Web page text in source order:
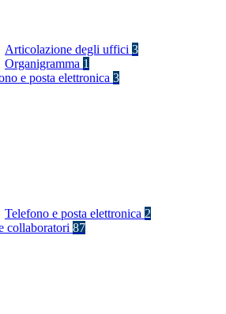
Articolazione degli uffici 3
Organigramma 1
e posta elettronica 3
Telefono e posta elettronica 2
collaboratori 87